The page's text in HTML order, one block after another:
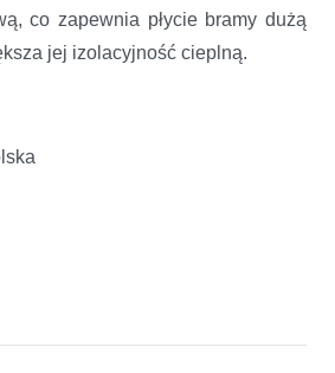
co zapewnia płycie bramy dużą
jej izolacyjność cieplną.